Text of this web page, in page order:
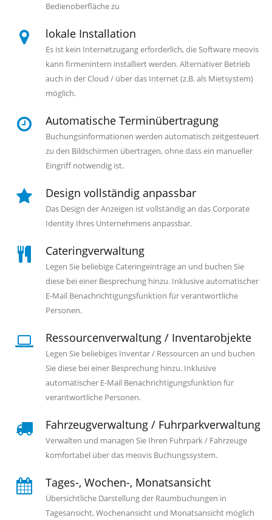
Bedienoberfläche zu
lokale Installation
Es ist kein Internetzugang erforderlich, die Software meovis
kann firmenintern installiert werden. Alternativer Betrieb
auch in der Cloud / über das Internet (z.B. als Mietsystem)
möglich.
Automatische Terminübertragung
Buchungsinformationen werden automatisch zeitgesteuert
zu den Bildschirmen übertragen, ohne dass ein manueller
Eingriff notwendig ist.
Design vollständig anpassbar
Das Design der Anzeigen ist vollständig an das Corporate
Identity Ihres Unternehmens anpassbar.
Cateringverwaltung
Legen Sie beliebige Cateringeinträge an und buchen Sie
diese bei einer Besprechung hinzu. Inklusive automatischer
E-Mail Benachrichtigungsfunktion für verantwortliche
Personen.
Ressourcenverwaltung / Inventarobjekte
Legen Sie beliebiges Inventar / Ressourcen an und buchen
Sie diese bei einer Besprechung hinzu. Inklusive
automatischer E-Mail Benachrichtigungsfunktion für
verantwortliche Personen.
Fahrzeugverwaltung / Fuhrparkverwaltung
Verwalten und managen Sie Ihren Fuhrpark / Fahrzeuge
komfortabel über das meovis Buchungssystem.
Tages-, Wochen-, Monatsansicht
Übersichtliche Darstellung der Raumbuchungen in
Tagesansicht, Wochenansicht und Monatsansicht möglich